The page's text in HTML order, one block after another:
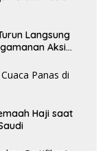
Langsung
Aksi
Kota Batam
Haji saat